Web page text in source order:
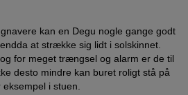
kan en Degu nogle gange godt
at strække sig lidt i solskinnet.
for meget trængsel og alarm er de til
desto mindre kan buret roligt stå på
i stuen.